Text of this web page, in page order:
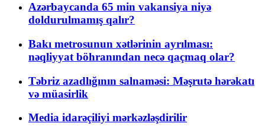
Azərbaycanda 65 min vakansiya niyə
doldurulmamış qalır?
Bakı metrosunun xətlərinin ayrılması:
nəqliyyat böhranından necə qaçmaq olar?
Təbriz azadlığının salnaməsi: Məşrutə hərəkatı
və müasirlik
Media idarəçiliyi mərkəzləşdirilir